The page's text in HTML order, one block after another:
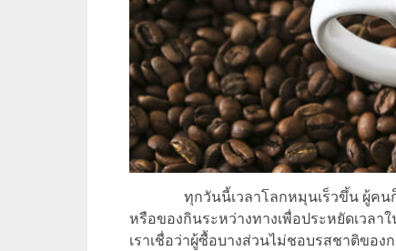
ทุกวันนี้เวลาโลกหมุนเร็วขึ้น ผู้คน
หรือของกินระหว่างทางเพื่อประหยัดเวลา
เราเชื่อว่าผู้ซื้อบางส่วนไม่ชอบรสชาติขอ